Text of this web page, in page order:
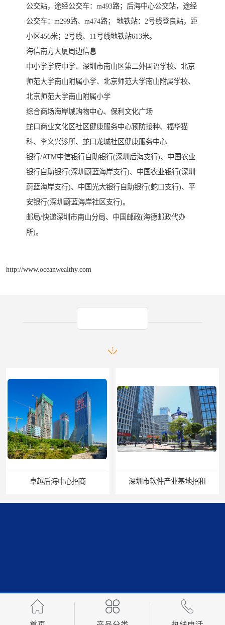
公交站，途经公交车：m493路；后海中心公交站，途经
公交车：m299路、m474路； 地铁站：2号线登良站，距
小区456米；2号线、11号线地铁站613米。
海信南方大厦周边信息
中小学学府中学、深圳市南山区第二外国语学校、北京
师范大学南山附属小学、北京师范大学南山附属学校、
北京师范大学南山附属小学
综合商场海岸城购物中心、保利文化广场
蛇口商业文化区社区健康服务中心预防接种、福华猫
科、李义兴诊所、蛇口龙城社区健康服务中心
银行/ATM中信银行自助银行(深圳后海支行)、中国农业
银行自助银行(深圳蔚蓝海岸支行)、中国农业银行(深圳
蔚蓝海岸支行)、中国光大银行自助银行(蛇口支行)、平
安银行(深圳蔚蓝海岸社区支行)。
邮局/快递深圳市南山分局、中国邮政(海德邮政代办
所)。
http://www.oceanwealthy.com
深圳市软件产业基地招租 海岸大厦招租
阿里中心招商处 龙光世纪大厦出租